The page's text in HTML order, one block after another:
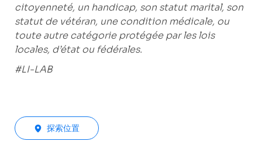
citoyenneté, un handicap, son statut marital, son
statut de vétéran, une condition médicale, ou
toute autre catégorie protégée par les lois
locales, d’état ou fédérales.
#LI-LAB
探索位置